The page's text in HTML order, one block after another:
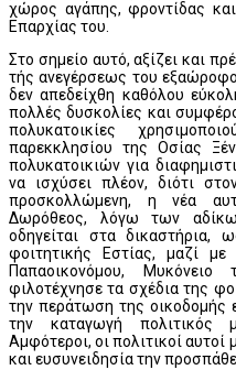
χώρος αγάπης, φροντίδας
Επαρχίας του.
Στο σημείο αυτό, αξίζει και
τής ανεγέρσεως του
δεν απεδείχθη καθόλου
πολλές δυσκολίες και
πολυκατοικίες
παρεκκλησίου της Οσίας
πολυκατοικιών για
να ισχύσει πλέον, διότι
προσκολλώμενη, η νέα
Δωρόθεος, λόγω των
οδηγείται στα δικαστήρια,
φοιτητικής Εστίας, μαζί
Παπαοικονόμου,
φιλοτέχνησε τα σχέδια της
την περάτωση της οικοδομής
την καταγωγή πολιτικός
Αμφότεροι, οι πολιτικοί
και ευσυνειδησία την